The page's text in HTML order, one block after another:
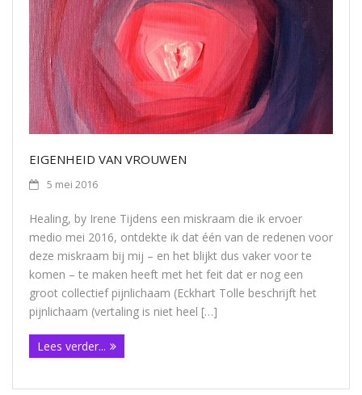
EIGENHEID VAN VROUWEN
5 mei 2016
Healing, by Irene Tijdens een miskraam die ik ervoer
medio mei 2016, ontdekte ik dat één van de redenen voor
deze miskraam bij mij – en het blijkt dus vaker voor te
komen – te maken heeft met het feit dat er nog een
groot collectief pijnlichaam (Eckhart Tolle beschrijft het
pijnlichaam (vertaling is niet heel […]
Lees verder...